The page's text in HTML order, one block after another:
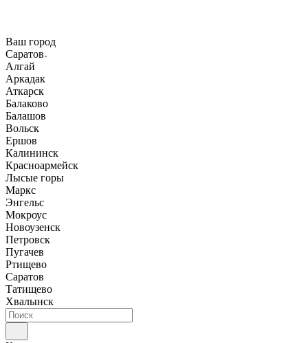
Ваш город
Саратов
Алгай
Аркадак
Аткарск
Балаково
Балашов
Вольск
Ершов
Калининск
Красноармейск
Лысые горы
Маркс
Энгельс
Мокроус
Новоузенск
Петровск
Пугачев
Ртищево
Саратов
Татищево
Хвалынск